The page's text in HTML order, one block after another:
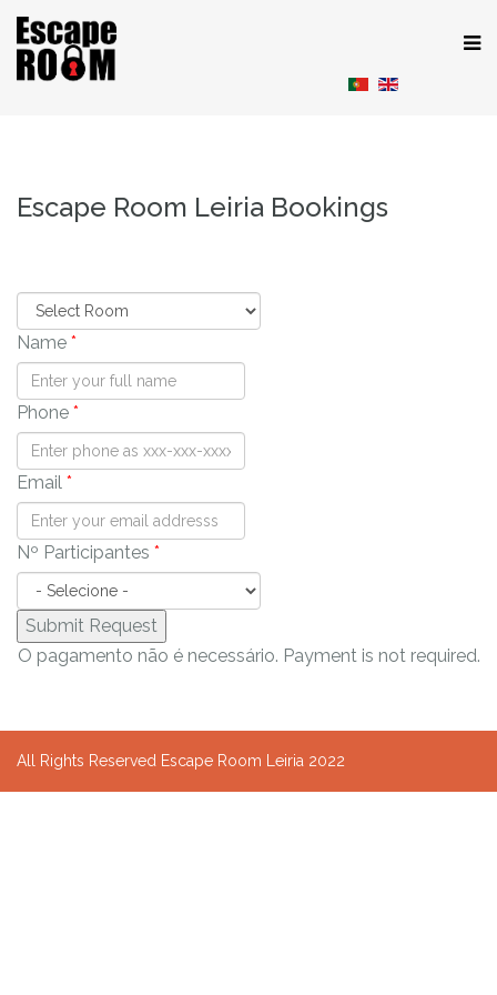
Escape Room Leiria Bookings
Name *
Phone *
Email *
Nº Participantes *
O pagamento não é necessário. Payment is not required.
All Rights Reserved Escape Room Leiria 2022